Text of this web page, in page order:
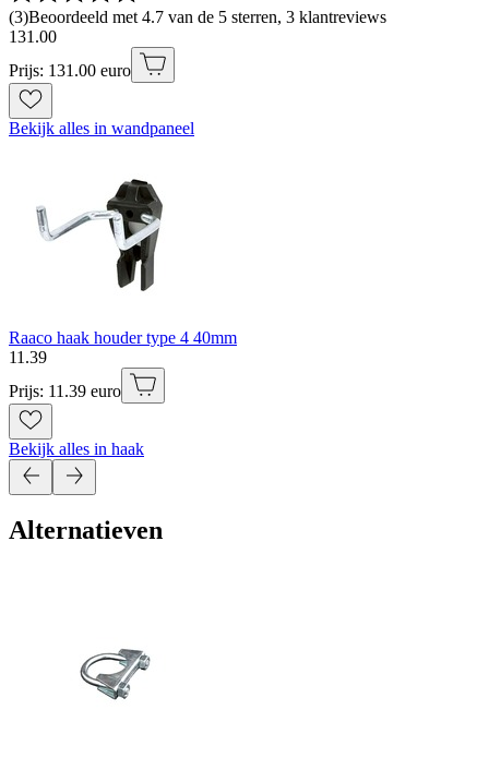
(3)Beoordeeld met 4.7 van de 5 sterren, 3 klantreviews
131 .00
Prijs: 131.00 euro
Bekijk alles in wandpaneel
Raaco haak houder type 4 40mm
11 .39
Prijs: 11.39 euro
Bekijk alles in haak
Alternatieven